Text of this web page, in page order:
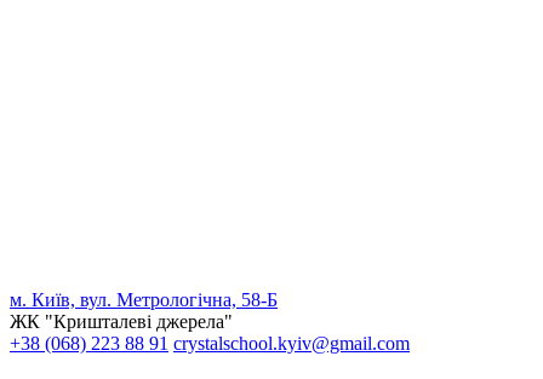
м. Київ, вул. Метрологічна, 58-Б
ЖК "Кришталеві джерела"
+38 (068) 223 88 91 crystalschool.kyiv@gmail.com